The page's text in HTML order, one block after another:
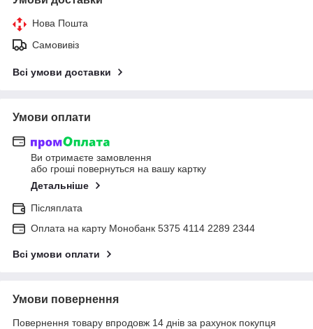
Нова Пошта
Самовивіз
Всі умови доставки
Умови оплати
Ви отримаєте замовлення
або гроші повернуться на вашу картку
Детальніше
Післяплата
Оплата на карту Монобанк 5375 4114 2289 2344
Всі умови оплати
Умови повернення
Повернення товару впродовж 14 днів за рахунок покупця